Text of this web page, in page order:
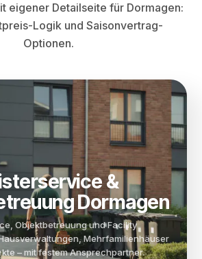
eigener Detailseite für Dormagen:
Logik und Saisonvertrag-
Optionen.
&
Dormagen
Objektbetreuung und Facility
Mehrfamilienhäuser
– mit festem Ansprechpartner.